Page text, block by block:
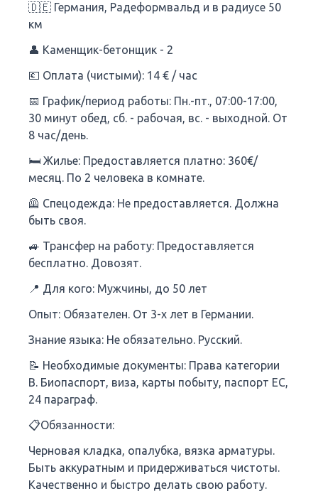
🇩🇪 Германия, Радеформвальд и в радиусе 50
км
👤 Каменщик-бетонщик - 2
💶 Оплата (чистыми): 14 € / час
📅 График/период работы: Пн.-пт., 07:00-17:00,
30 минут обед, сб. - рабочая, вс. - выходной. От
8 час/день.
🛏 Жилье: Предоставляется платно: 360€/
месяц. По 2 человека в комнате.
🦺 Спецодежда: Не предоставляется. Должна
быть своя.
🚙 Трансфер на работу: Предоставляется
бесплатно. Довозят.
📍 Для кого: Мужчины, до 50 лет
Опыт: Обязателен. От 3-х лет в Германии.
Знание языка: Не обязательно. Русский.
📝 Необходимые документы: Права категории
В. Биопаспорт, виза, карты побыту, паспорт ЕС,
24 параграф.
📋Обязанности:
Черновая кладка, опалубка, вязка арматуры.
Быть аккуратным и придерживаться чистоты.
Качественно и быстро делать свою работу.